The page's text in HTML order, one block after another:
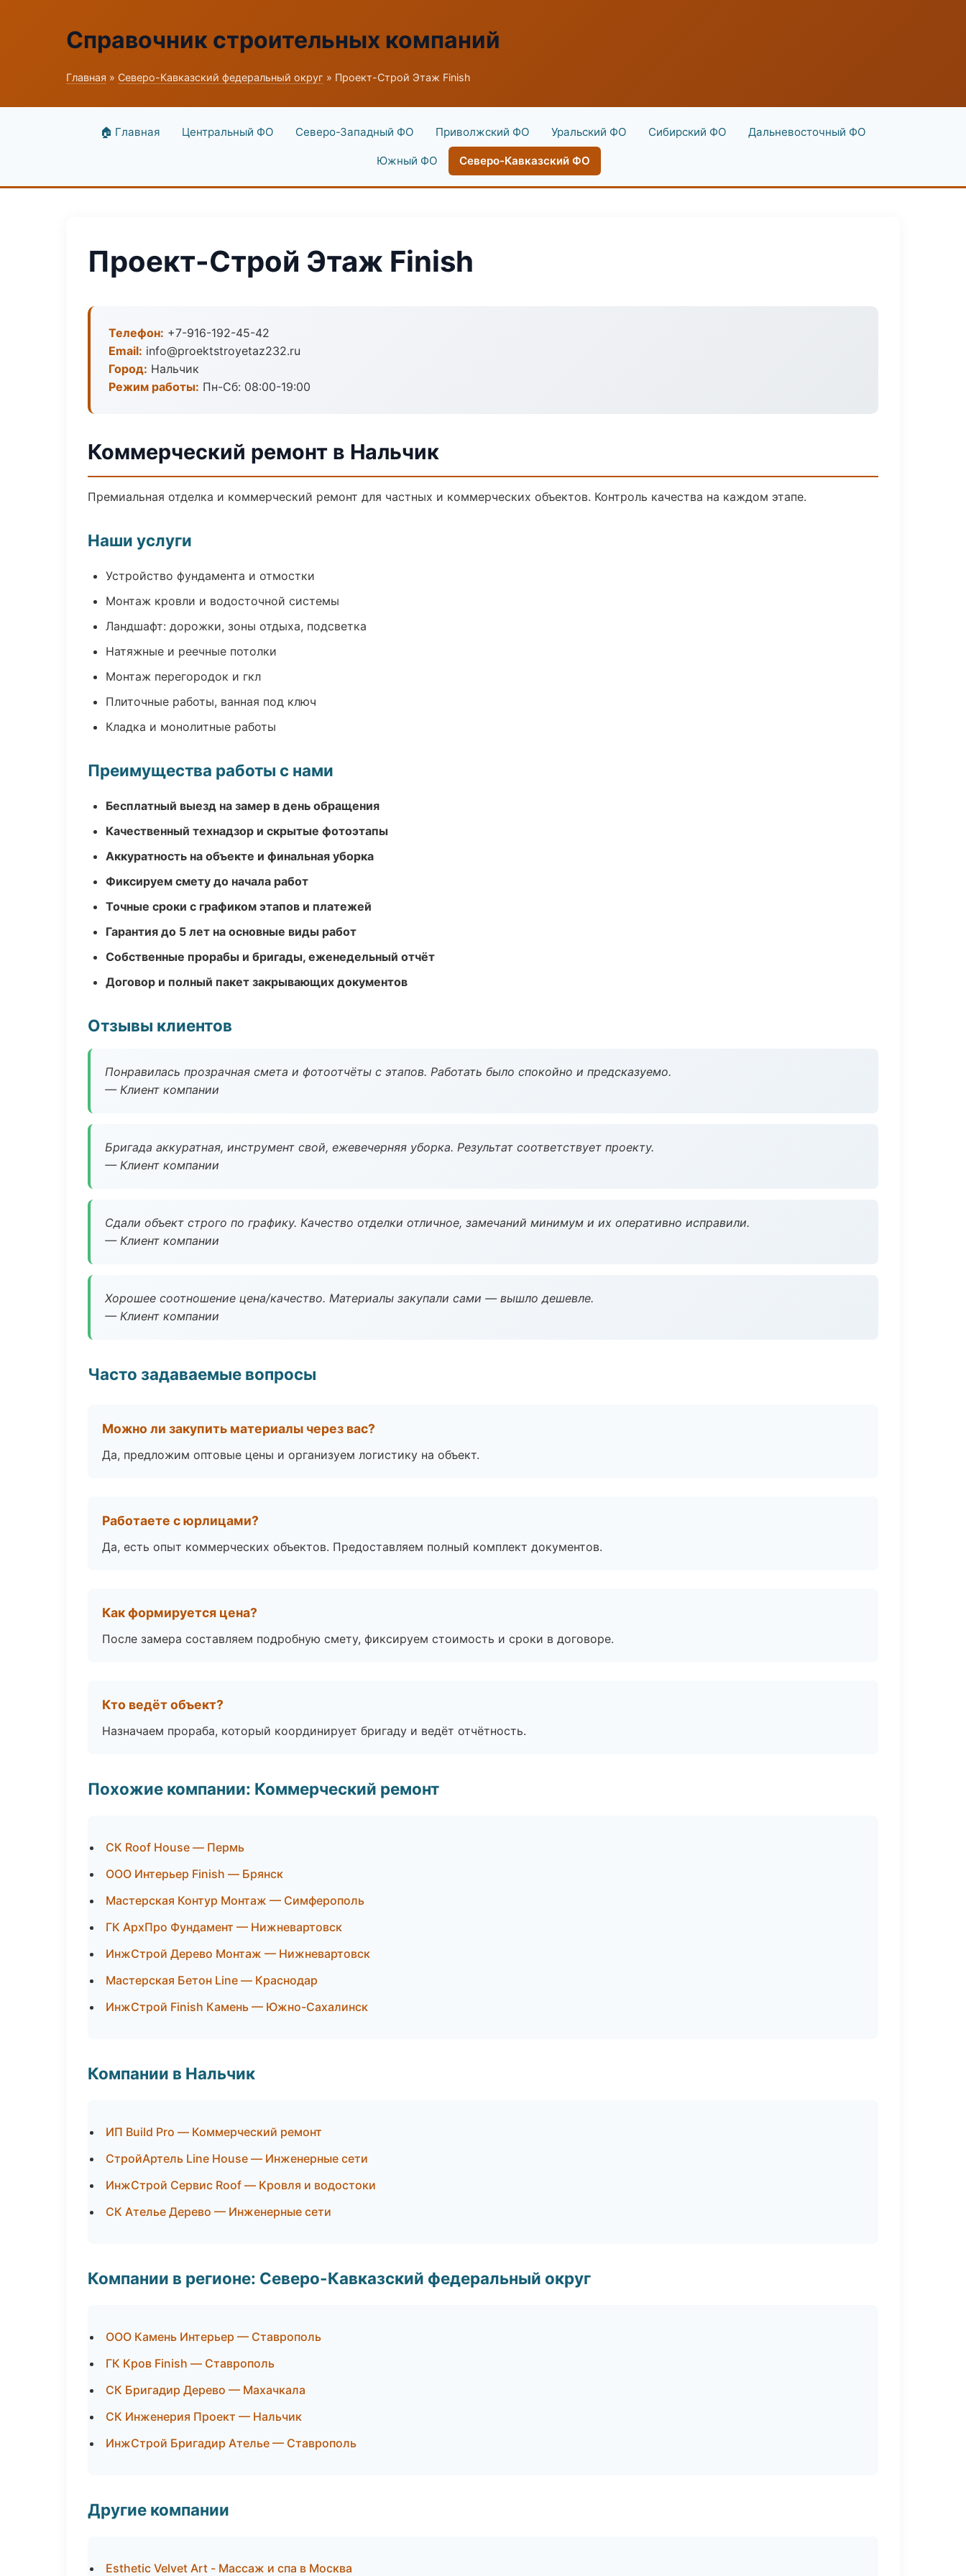
Справочник строительных компаний
Главная » Северо-Кавказский федеральный округ » Проект-Строй Этаж Finish
🏠 Главная Центральный ФО Северо-Западный ФО Приволжский ФО Уральский ФО Сибирский ФО Дальневосточный ФО
Южный ФО Северо-Кавказский ФО
Проект-Строй Этаж Finish
Телефон: +7-916-192-45-42
Email: info@proektstroyetaz232.ru
Город: Нальчик
Режим работы: Пн-Сб: 08:00-19:00
Коммерческий ремонт в Нальчик
Премиальная отделка и коммерческий ремонт для частных и коммерческих объектов. Контроль качества на каждом этапе.
Наши услуги
Устройство фундамента и отмостки
Монтаж кровли и водосточной системы
Ландшафт: дорожки, зоны отдыха, подсветка
Натяжные и реечные потолки
Монтаж перегородок и гкл
Плиточные работы, ванная под ключ
Кладка и монолитные работы
Преимущества работы с нами
Бесплатный выезд на замер в день обращения
Качественный технадзор и скрытые фотоэтапы
Аккуратность на объекте и финальная уборка
Фиксируем смету до начала работ
Точные сроки с графиком этапов и платежей
Гарантия до 5 лет на основные виды работ
Собственные прорабы и бригады, еженедельный отчёт
Договор и полный пакет закрывающих документов
Отзывы клиентов
Понравилась прозрачная смета и фотоотчёты с этапов. Работать было спокойно и предсказуемо.
— Клиент компании
Бригада аккуратная, инструмент свой, ежевечерняя уборка. Результат соответствует проекту.
— Клиент компании
Сдали объект строго по графику. Качество отделки отличное, замечаний минимум и их оперативно исправили.
— Клиент компании
Хорошее соотношение цена/качество. Материалы закупали сами — вышло дешевле.
— Клиент компании
Часто задаваемые вопросы
Можно ли закупить материалы через вас?
Да, предложим оптовые цены и организуем логистику на объект.
Работаете с юрлицами?
Да, есть опыт коммерческих объектов. Предоставляем полный комплект документов.
Как формируется цена?
После замера составляем подробную смету, фиксируем стоимость и сроки в договоре.
Кто ведёт объект?
Назначаем прораба, который координирует бригаду и ведёт отчётность.
Похожие компании: Коммерческий ремонт
СК Roof House — Пермь
ООО Интерьер Finish — Брянск
Мастерская Контур Монтаж — Симферополь
ГК АрхПро Фундамент — Нижневартовск
ИнжСтрой Дерево Монтаж — Нижневартовск
Мастерская Бетон Line — Краснодар
ИнжСтрой Finish Камень — Южно-Сахалинск
Компании в Нальчик
ИП Build Pro — Коммерческий ремонт
СтройАртель Line House — Инженерные сети
ИнжСтрой Сервис Roof — Кровля и водостоки
СК Ателье Дерево — Инженерные сети
Компании в регионе: Северо-Кавказский федеральный округ
ООО Камень Интерьер — Ставрополь
ГК Кров Finish — Ставрополь
СК Бригадир Дерево — Махачкала
СК Инженерия Проект — Нальчик
ИнжСтрой Бригадир Ателье — Ставрополь
Другие компании
Esthetic Velvet Art - Массаж и спа в Москва